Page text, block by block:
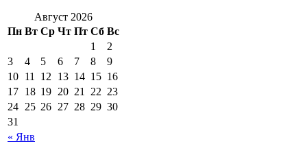
Август 2026
Пн Вт Ср Чт Пт Сб Вс
« Янв
1
2
3
4 5 6 7 8
9
10 11 12 13 14 15 16
17 18 19 20 21 22 23
24 25 26 27 28 29 30
31